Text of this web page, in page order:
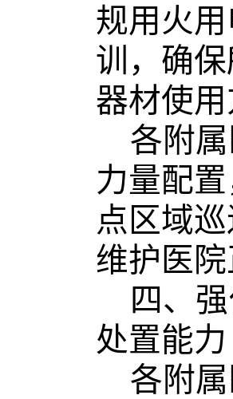
规用火
训，确
器材使用
各附
力量配
点区域
维护医
四、
处置能力
各附